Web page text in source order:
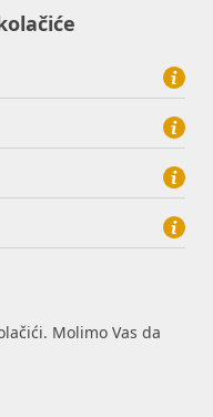
Cara Hadrijana 7, 31000
207 113
d.d.
Molimo Vas da